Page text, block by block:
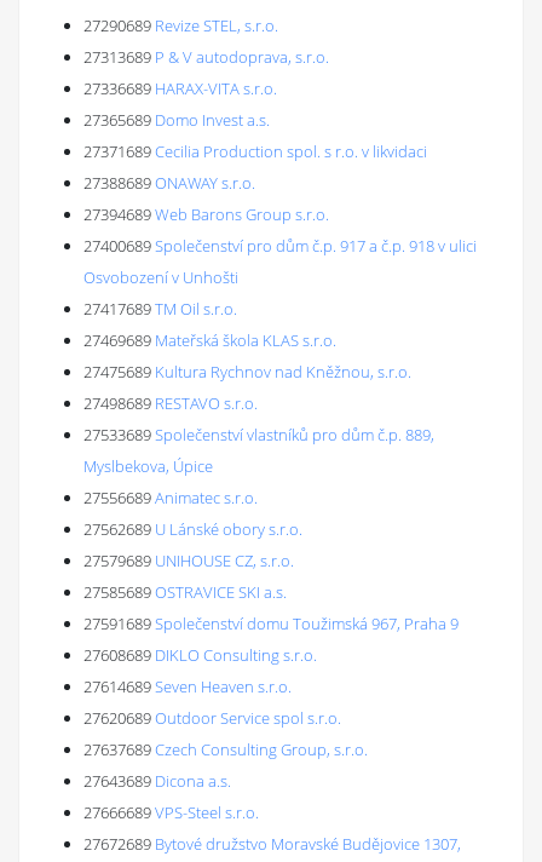
27290689 Revize STEL, s.r.o.
27313689 P & V autodoprava, s.r.o.
27336689 HARAX-VITA s.r.o.
27365689 Domo Invest a.s.
27371689Cecilia Production spol. s r.o. v likvidaci
27388689ONAWAY s.r.o.
27394689Web Barons Group s.r.o.
27400689Společenství pro dům č.p. 917 a č.p. 918 v ulici
Osvobození v Unhošti
27417689TM Oil s.r.o.
27469689 Mateřská škola KLAS s.r.o.
27475689 Kultura Rychnov nad Kněžnou, s.r.o.
27498689 RESTAVO s.r.o.
27533689Společenství vlastníků pro dům č.p. 889,
Myslbekova, Úpice
27556689Animatec s.r.o.
27562689 U Lánské obory s.r.o.
27579689 UNIHOUSE CZ, s.r.o.
27585689OSTRAVICE SKI a.s.
27591689Společenství domu Toužimská 967, Praha 9
27608689 DIKLO Consulting s.r.o.
27614689Seven Heaven s.r.o.
27620689Outdoor Service spol s.r.o.
27637689Czech Consulting Group, s.r.o.
27643689 Dicona a.s.
27666689VPS-Steel s.r.o.
27672689 Bytové družstvo Moravské Budějovice 1307,